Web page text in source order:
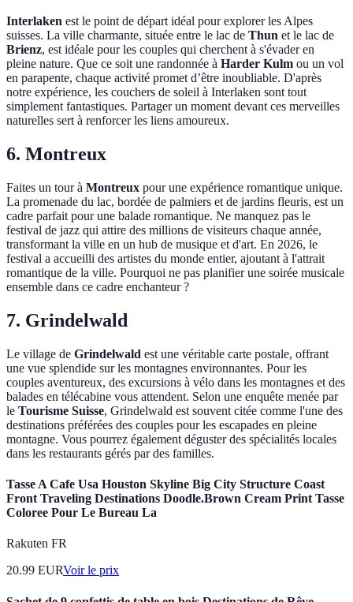
Interlaken est le point de départ idéal pour explorer les Alpes
suisses. La ville charmante, située entre le lac de Thun et le lac de
Brienz, est idéale pour les couples qui cherchent à s'évader en
pleine nature. Que ce soit une randonnée à Harder Kulm ou un vol
en parapente, chaque activité promet d’être inoubliable. D'après
notre expérience, les couchers de soleil à Interlaken sont tout
simplement fantastiques. Partager un moment devant ces merveilles
naturelles sert à renforcer les liens amoureux.
6. Montreux
Faites un tour à Montreux pour une expérience romantique unique.
La promenade du lac, bordée de palmiers et de jardins fleuris, est un
cadre parfait pour une balade romantique. Ne manquez pas le
festival de jazz qui attire des millions de visiteurs chaque année,
transformant la ville en un hub de musique et d'art. En 2026, le
festival a accueilli des artistes du monde entier, ajoutant à l'attrait
romantique de la ville. Pourquoi ne pas planifier une soirée musicale
ensemble dans ce cadre enchanteur ?
7. Grindelwald
Le village de Grindelwald est une véritable carte postale, offrant
une vue splendide sur les montagnes environnantes. Pour les
couples aventureux, des excursions à vélo dans les montagnes et des
balades en télécabine vous attendent. Selon une enquête menée par
le Tourisme Suisse, Grindelwald est souvent citée comme l'une des
destinations préférées des couples pour les escapades en pleine
montagne. Vous pourrez également déguster des spécialités locales
dans les restaurants gérés par des familles.
Tasse A Cafe Usa Houston Skyline Big City Structure Coast
Front Traveling Destinations Doodle.Brown Cream Print Tasse
Coloree Pour Le Bureau La
Rakuten FR
20.99 EURVoir le prix